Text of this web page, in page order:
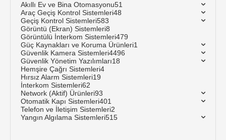
Akıllı Ev ve Bina Otomasyonu51
Araç Geçiş Kontrol Sistemleri48
Geçiş Kontrol Sistemleri583
Görüntü (Ekran) Sistemleri8
Görüntülü İnterkom Sistemleri479
Güç Kaynakları ve Koruma Ürünleri1
Güvenlik Kamera Sistemleri4496
Güvenlik Yönetim Yazılımları18
Hemşire Çağrı Sistemleri4
Hırsız Alarm Sistemleri19
İnterkom Sistemleri62
Network (Aktif) Ürünleri93
Otomatik Kapı Sistemleri401
Telefon ve İletişim Sistemleri2
Yangın Algılama Sistemleri515